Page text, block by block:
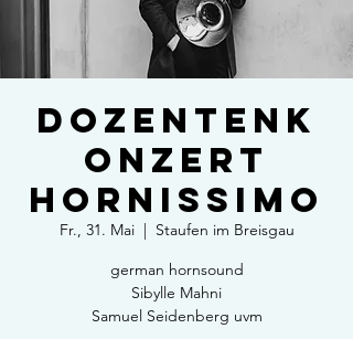
Dozentenk
onzert
Hornissimo
Fr., 31. Mai
  |
Staufen im Breisgau
german hornsound
Sibylle Mahni
Samuel Seidenberg uvm